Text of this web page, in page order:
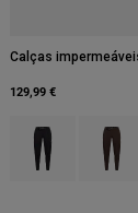
Calças
129,99 €
Product swatch